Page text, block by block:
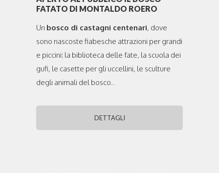
FATATO DI MONTALDO ROERO
Un bosco di castagni centenari, dove
sono nascoste fiabesche attrazioni per grandi
e piccini: la biblioteca delle fate, la scuola dei
gufi, le casette per gli uccellini, le sculture
degli animali del bosco...
DETTAGLI